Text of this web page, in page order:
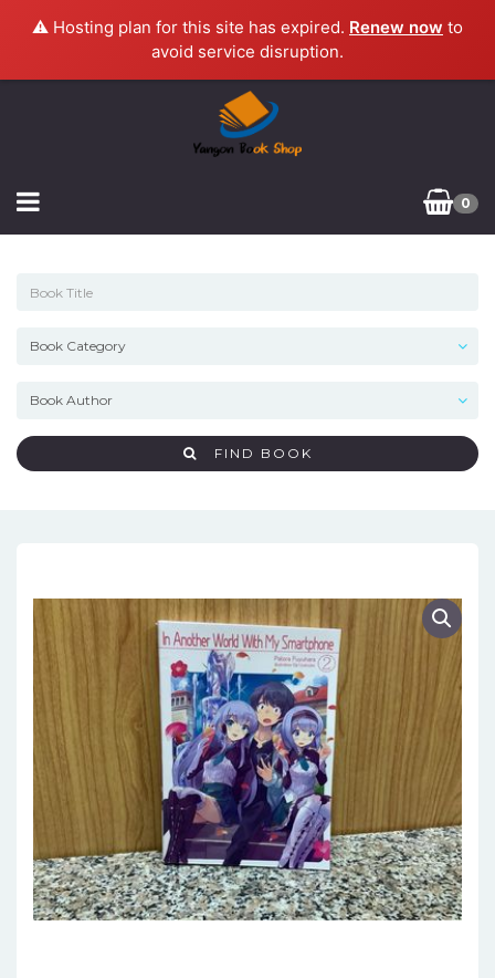
⚠️ Hosting plan for this site has expired. Renew now to
avoid service disruption.
0
FIND BOOK